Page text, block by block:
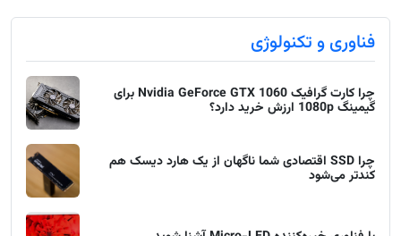
فناوری و تکنولوژی
چرا کارت گرافیک Nvidia GeForce GTX 1060 برای
گیمینگ 1080p ارزش خرید دارد؟
چرا SSD اقتصادی شما ناگهان از یک هارد دیسک هم
کندتر می‌شود